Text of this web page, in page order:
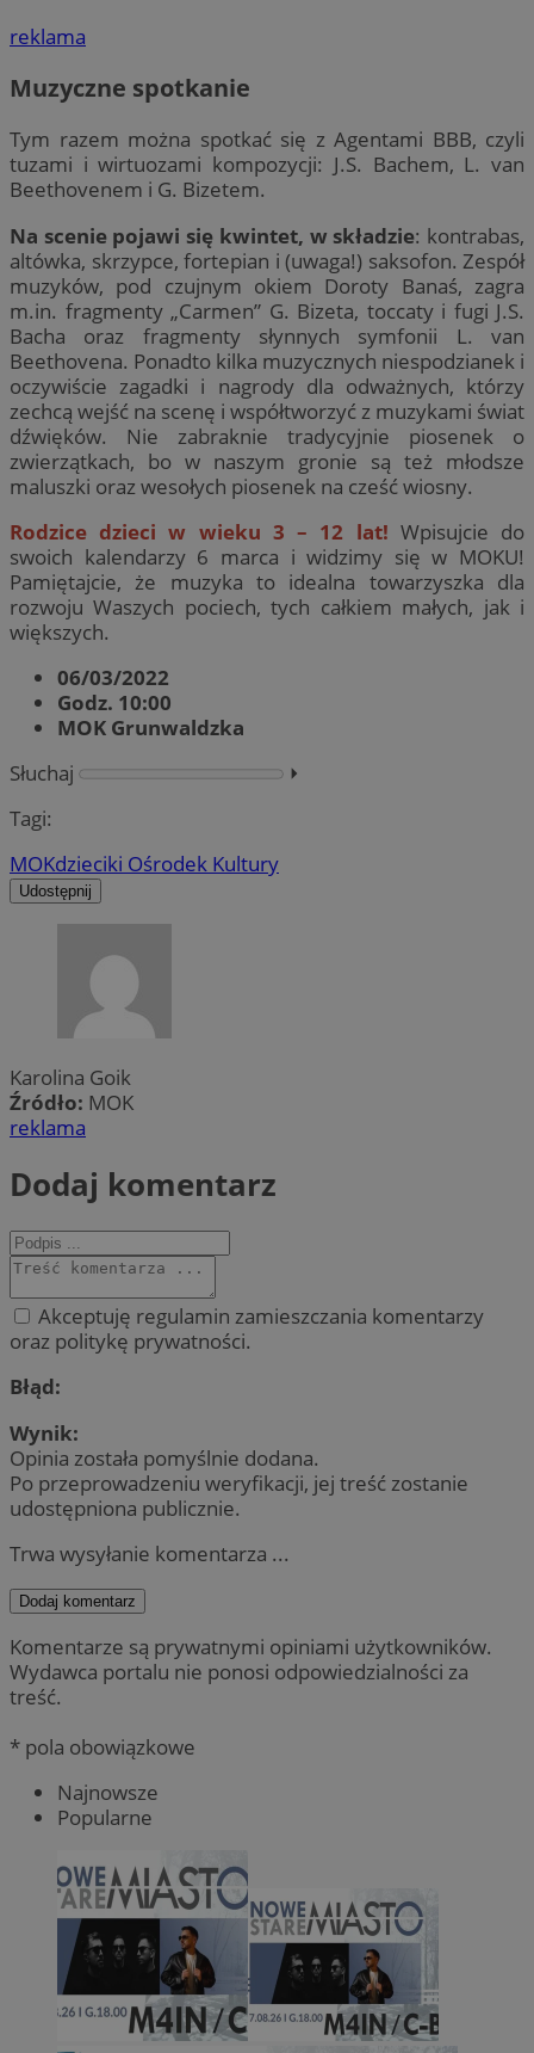
reklama
Muzyczne spotkanie
Tym razem można spotkać się z Agentami BBB, czyli
tuzami i wirtuozami kompozycji: J.S. Bachem, L. van
Beethovenem i G. Bizetem.
Na scenie pojawi się kwintet, w składzie: kontrabas,
altówka, skrzypce, fortepian i (uwaga!) saksofon. Zespół
muzyków, pod czujnym okiem Doroty Banaś, zagra
m.in. fragmenty „Carmen” G. Bizeta, toccaty i fugi J.S.
Bacha oraz fragmenty słynnych symfonii L. van
Beethovena. Ponadto kilka muzycznych niespodzianek i
oczywiście zagadki i nagrody dla odważnych, którzy
zechcą wejść na scenę i współtworzyć z muzykami świat
dźwięków. Nie zabraknie tradycyjnie piosenek o
zwierzątkach, bo w naszym gronie są też młodsze
maluszki oraz wesołych piosenek na cześć wiosny.
Rodzice dzieci w wieku 3 – 12 lat! Wpisujcie do
swoich kalendarzy 6 marca i widzimy się w MOKU!
Pamiętajcie, że muzyka to idealna towarzyszka dla
rozwoju Waszych pociech, tych całkiem małych, jak i
większych.
06/03/2022
Godz. 10:00
MOK Grunwaldzka
Słuchaj
⏵︎
Tagi:
MOKdzieciki Ośrodek Kultury
Udostępnij
Karolina Goik
Źródło: MOK
reklama
Dodaj komentarz
Akceptuję regulamin zamieszczania komentarzy
oraz politykę prywatności.
Błąd:
Wynik:
Opinia została pomyślnie dodana.
Po przeprowadzeniu weryfikacji, jej treść zostanie
udostępniona publicznie.
Trwa wysyłanie komentarza ...
Dodaj komentarz
Komentarze są prywatnymi opiniami użytkowników.
Wydawca portalu nie ponosi odpowiedzialności za
treść.
* pola obowiązkowe
Najnowsze
Popularne